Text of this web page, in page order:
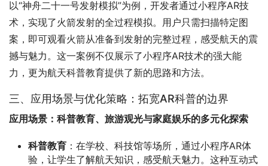
以“神舟二十一号发射模拟”为例，开发者通过小程序AR技
术，实现了火箭发射的全过程模拟。用户只需扫描特定图
案，即可观看火箭从准备到发射的完整过程，感受航天的震
撼与魅力。这一案例不仅展示了小程序AR技术的强大能
力，更为航天科普教育提供了新的思路和方法。
三、应用场景与优化策略：拓宽AR科普的边界
应用场景：科普教育、旅游观光与家庭娱乐的多元化探索
科普教育 ：在学校、科技馆等场所，通过小程序AR体
验，让学生了解航天知识，感受航天魅力。这种互动式